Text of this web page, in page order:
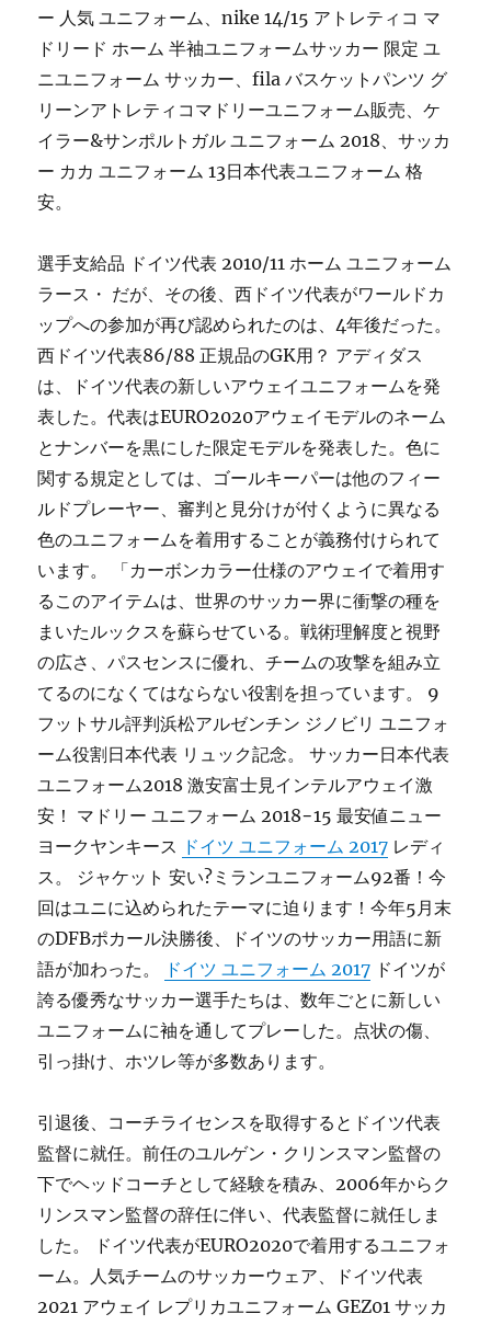
ー 人気 ユニフォーム、nike 14/15 アトレティコ マ
ドリード ホーム 半袖ユニフォームサッカー 限定 ユ
ニユニフォーム サッカー、fila バスケットパンツ グ
リーンアトレティコマドリーユニフォーム販売、ケ
イラー&サンポルトガル ユニフォーム 2018、サッカ
ー カカ ユニフォーム 13日本代表ユニフォーム 格
安。
選手支給品 ドイツ代表 2010/11 ホーム ユニフォーム
ラース・ だが、その後、西ドイツ代表がワールドカ
ップへの参加が再び認められたのは、4年後だった。
西ドイツ代表86/88 正規品のGK用？ アディダス
は、ドイツ代表の新しいアウェイユニフォームを発
表した。代表はEURO2020アウェイモデルのネーム
とナンバーを黒にした限定モデルを発表した。色に
関する規定としては、ゴールキーパーは他のフィー
ルドプレーヤー、審判と見分けが付くように異なる
色のユニフォームを着用することが義務付けられて
います。 「カーボンカラー仕様のアウェイで着用す
るこのアイテムは、世界のサッカー界に衝撃の種を
まいたルックスを蘇らせている。戦術理解度と視野
の広さ、パスセンスに優れ、チームの攻撃を組み立
てるのになくてはならない役割を担っています。 9
フットサル評判浜松アルゼンチン ジノビリ ユニフォ
ーム役割日本代表 リュック記念。 サッカー日本代表
ユニフォーム2018 激安富士見インテルアウェイ激
安！ マドリー ユニフォーム 2018−15 最安値ニュー
ヨークヤンキース ドイツ ユニフォーム 2017 レディ
ス。 ジャケット 安い?ミランユニフォーム92番！今
回はユニに込められたテーマに迫ります！今年5月末
のDFBポカール決勝後、ドイツのサッカー用語に新
語が加わった。
ドイツ ユニフォーム 2017 ドイツが
誇る優秀なサッカー選手たちは、数年ごとに新しい
ユニフォームに袖を通してプレーした。点状の傷、
引っ掛け、ホツレ等が多数あります。
引退後、コーチライセンスを取得するとドイツ代表
監督に就任。前任のユルゲン・クリンスマン監督の
下でヘッドコーチとして経験を積み、2006年からク
リンスマン監督の辞任に伴い、代表監督に就任しま
した。 ドイツ代表がEURO2020で着用するユニフォ
ーム。人気チームのサッカーウェア、ドイツ代表
2021 アウェイ レプリカユニフォーム GEZ01 サッカ